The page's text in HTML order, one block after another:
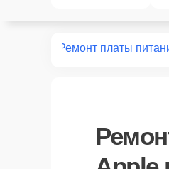
Ремонт платы